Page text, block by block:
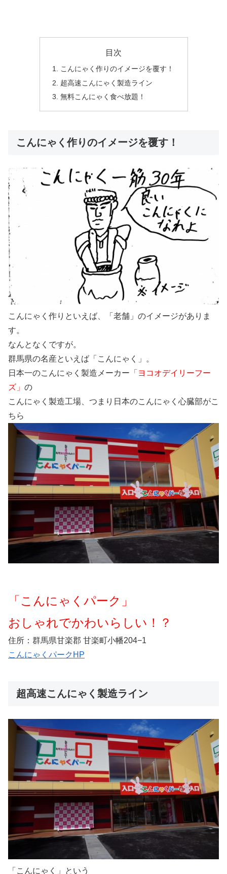
目次
こんにゃく作りのイメージを覆す！
超高速こんにゃく製造ライン
無料こんにゃく食べ放題！
こんにゃく作りのイメージを覆す！
こんにゃく作りといえば、「老舗」のイメージがありま
す。
なんとなくですが。
群馬県の名産といえば「こんにゃく」。
日本一のこんにゃく製造メーカー 「ヨコオデイリーフー
ズ」 の
こんにゃく製造工場、つまり日本のこんにゃく心臓部がこ
ちら
「こんにゃくパーク」
おしゃれでかわいらしい！？
住所：群馬県甘楽郡 甘楽町小幡204−1
こんにゃくパークHP
超高速こんにゃく製造ライン
「こんにゃく」という